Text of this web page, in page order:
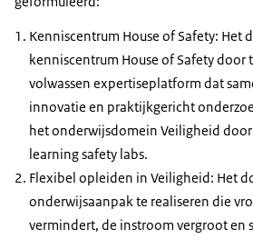
Kenniscentrum House of Safety: Het
kenniscentrum House of Safetydoor
volwassen expertiseplatform dat
innovatie en praktijkgericht
het onderwijsdomein Veiligheid
learning safety labs.
Flexibel opleiden in Veiligheid: Het
onderwijsaanpak te realiseren die
vermindert, de instroom vergroot en